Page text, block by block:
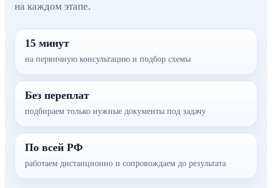
на каждом этапе.
15 минут
на первичную консультацию и подбор схемы
Без переплат
подбираем только нужные документы под задачу
По всей РФ
работаем дистанционно и сопровождаем до результата